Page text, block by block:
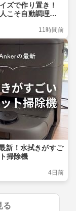
ズで作り置き！
こそ自動調理ポ
11時間前
新！水拭きがすご
掃除機
4日前
る